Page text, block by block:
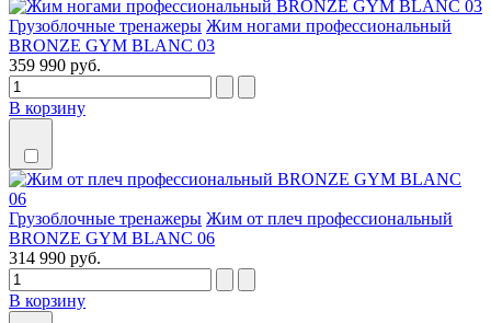
Грузоблочные тренажеры Жим ногами профессиональный
BRONZE GYM BLANC 03
359 990 руб.
В корзину
Грузоблочные тренажеры Жим от плеч профессиональный
BRONZE GYM BLANC 06
314 990 руб.
В корзину